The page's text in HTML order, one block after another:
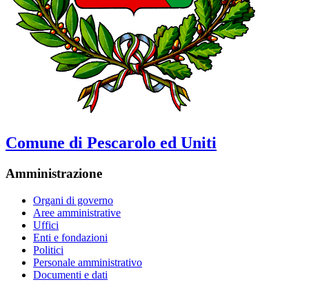
Comune di Pescarolo ed Uniti
Amministrazione
Organi di governo
Aree amministrative
Uffici
Enti e fondazioni
Politici
Personale amministrativo
Documenti e dati